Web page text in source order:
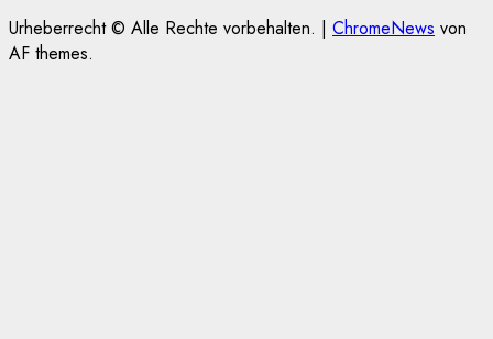
Urheberrecht © Alle Rechte vorbehalten. | ChromeNews von
AF themes.